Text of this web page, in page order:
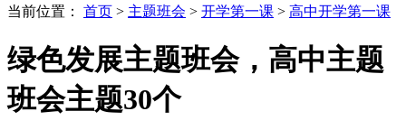
当前位置： 首页 > 主题班会 > 开学第一课 > 高中开学第一课
绿色发展主题班会，高中主题
班会主题30个